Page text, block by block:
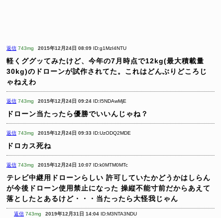
返信 743mg 2015年12月24日 08:09 ID:g1MzI4NTU
軽くググッてみたけど、今年の7月時点で12kg(最大積載量
30kg)のドローンが試作されてた。これはどんぶりどころじ
ゃねえわ
返信 743mg 2015年12月24日 09:24 ID:I5NDAwMjE
ドローン当たったら優勝でいいんじゃね？
返信 743mg 2015年12月24日 09:33 ID:UzODQ2MDE
ドロカス死ね
返信 743mg 2015年12月24日 10:07 ID:k0MTM0MTc
テレビ中継用ドローンらしい 許可していたかどうかはしらん
が今後ドローン使用禁止になった 操縦不能寸前だからあえて
落としたとあるけど・・・当たったら大怪我じゃん
返信 743mg 2019年12月31日 14:04 ID:M3NTA3NDU